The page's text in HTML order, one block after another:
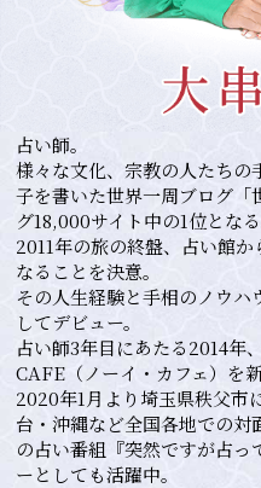
占い師。
様々な文化、宗教の人たちの
子を書いた世界一周ブログ「
グ18,000サイト中の1位となる
2011年の旅の終盤、占い館
なることを決意。
その人生経験と手相のノウハ
してデビュー。
占い師3年目にあたる2014年
CAFE（ノーイ・カフェ）を新
2020年1月より埼玉県秩父市
台・沖縄など全国各地での
の占い番組『突然ですが占
ーとしても活躍中。